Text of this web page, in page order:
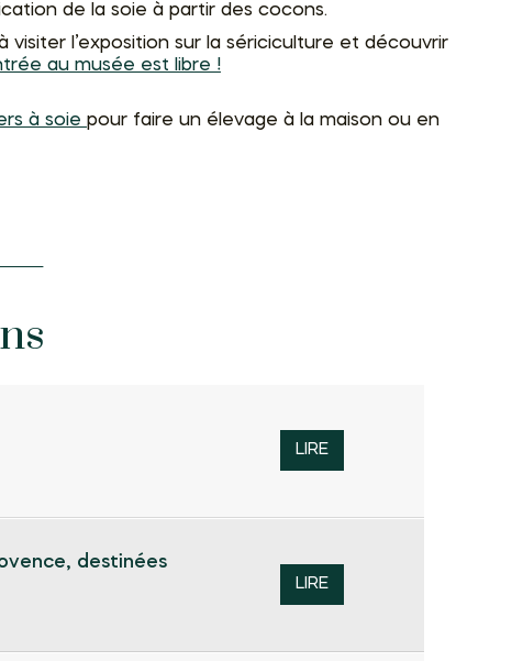
de la soie à partir des cocons.
visiter l’exposition sur la sériciculture et découvrir
au musée est libre !
à soie pour faire un élevage à la maison ou en
LIRE
destinées
LIRE